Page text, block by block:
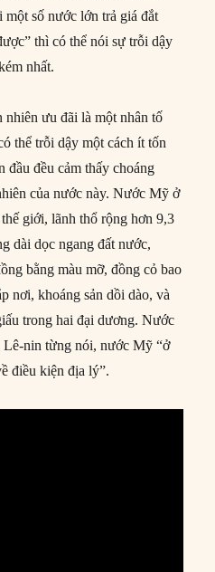
một số nước lớn trả giá đắt
thì có thể nói sự trỗi dậy
nhất.
ưu đãi là một nhân tố
thể trỗi dậy một cách ít tốn
đều cảm thấy choáng
của nước này. Nước Mỹ ở
giới, lãnh thổ rộng hơn 9,3
dài dọc ngang đất nước,
bằng màu mỡ, đồng cỏ bao
nơi, khoáng sản dồi dào, và
trong hai đại dương. Nước
nin từng nói, nước Mỹ “ở
điều kiện địa lý”.